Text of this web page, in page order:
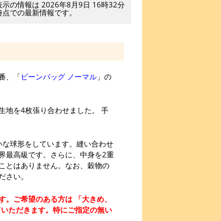
示の情報は 2026年8月9日 16時32分
点での最新情報です。
、「ビーンバッグ ノーマル 」の
地を4枚張り合わせました。 手
球形をしています。縫い合わせ
最高級です。さらに、中身を2重
とはありません。なお、穀物の
い。
ご希望のある方は 「大きめ、
ただきます。特にご指定の無い